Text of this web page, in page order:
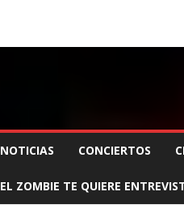
NOTICIAS CONCIERTOS
EL ZOMBIE TE QUIERE